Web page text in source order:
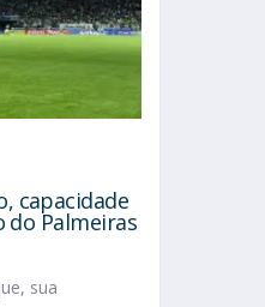
capacidade
do Palmeiras
sua